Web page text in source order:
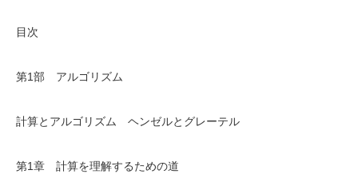
目次
第1部 アルゴリズム
計算とアルゴリズム ヘンゼルとグレーテル
第1章 計算を理解するための道